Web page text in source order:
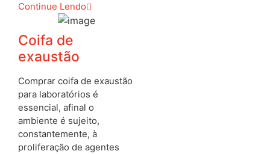
Continue Lendo
Coifa de
exaustão
Comprar coifa de exaustão
para laboratórios é
essencial, afinal o
ambiente é sujeito,
constantemente, à
proliferação de agentes